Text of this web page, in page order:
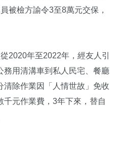
被檢方諭令3至8萬元交保，
2020年至2022年，經友人引
務用清溝車到私人民宅、餐廳
除作業因「人情世故」免收
千元作業費，3年下來，替自